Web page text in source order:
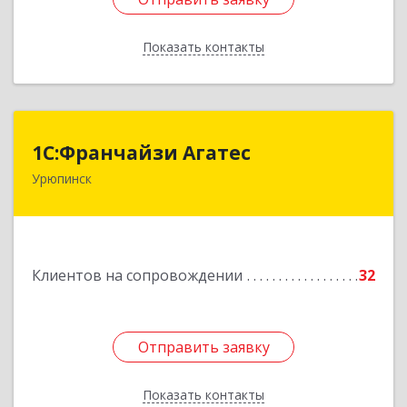
Показать контакты
Назад
1С:Франчайзи Агатес
Урюпинск
Клиентов на сопровождении 32
Отправить заявку
Показать контакты
403113, Волгоградская обл, Урюпинск г, Ленина
Отправить заявку
Назад